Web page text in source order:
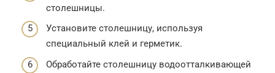
столешницы.
Установите столешницу, используя
специальный клей и герметик.
Обработайте столешницу водоотталкивающей